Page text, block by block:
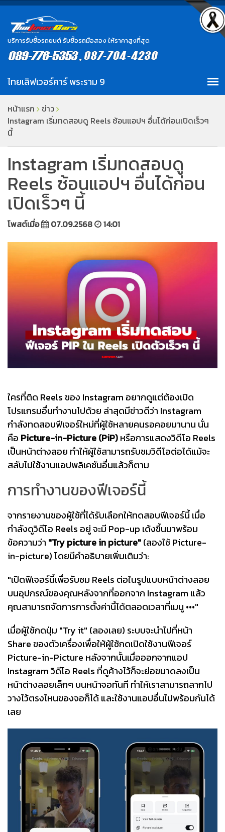
บริการรับซื้อรถยนต์ รับซื้อรถมือสอง ให้ราคาสูงที่สุด
หน้าแรก
ข่าว
Instagram เริ่มทดสอบดู Reels ซ้อนแอปฯ อื่นได้ก่อนเปิดเร็วๆ
นี้
Instagram เริ่มทดสอบดู
Reels ซ้อนแอปฯ อื่นได้ก่อน
เปิดเร็วๆ นี้
โพสต์เมื่อ 07.09.2568 14:01
ใครที่ติด Reels ของ Instagram อยากดูแต่ต้องเปิด
โปรแกรมอื่นทำงานไปด้วย ล่าสุดมีข่าวดีว่า Instagram
กำลังทดสอบฟีเจอร์ใหม่ที่ผู้ใช้หลายคนรอคอยมานาน นั่น
คือ Picture-in-Picture (PiP)หรือการแสดงวิดีโอ Reels
เป็นหน้าต่างลอย ทำให้ผู้ใช้สามารถรับชมวิดีโอต่อได้แม้จะ
สลับไปใช้งานแอปพลิเคชันอื่นแล้วก็ตาม
การทำงานของฟีเจอร์นี้
จากรายงานของผู้ใช้ที่ได้รับเลือกให้ทดสอบฟีเจอร์นี้ เมื่อ
กำลังดูวิดีโอ Reels อยู่ จะมี Pop-up เด้งขึ้นมาพร้อม
ข้อความว่า "Try picture in picture"(ลองใช้ Picture-
in-picture) โดยมีคำอธิบายเพิ่มเติมว่า:
"เปิดฟีเจอร์นี้เพื่อรับชม Reels ต่อในรูปแบบหน้าต่างลอย
บนอุปกรณ์ของคุณหลังจากที่ออกจาก Instagram แล้ว
คุณสามารถจัดการการตั้งค่านี้ได้ตลอดเวลาที่เมนู •••"
เมื่อผู้ใช้กดปุ่ม "Try it" (ลองเลย) ระบบจะนำไปที่หน้า
Share ของตัวเครื่องเพื่อให้ผู้ใช้กดเปิดใช้งานฟีเจอร์
Picture-in-Picture หลังจากนั้นเมื่อออกจากแอป
Instagram วิดีโอ Reels ที่ดูค้างไว้ก็จะย่อขนาดลงเป็น
หน้าต่างลอยเล็กๆ บนหน้าจอทันที ทำให้เราสามารถลากไป
วางไว้ตรงไหนของจอก็ได้ และใช้งานแอปอื่นไปพร้อมกันได้
เลย